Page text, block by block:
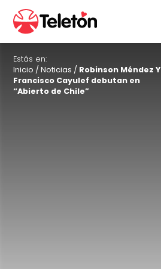
Estás en:
Inicio /Noticias / Robinson Méndez Y
Francisco Cayulef debutan en
“Abierto de Chile”